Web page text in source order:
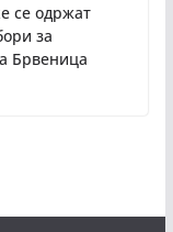
се одржат
за
Брвеница